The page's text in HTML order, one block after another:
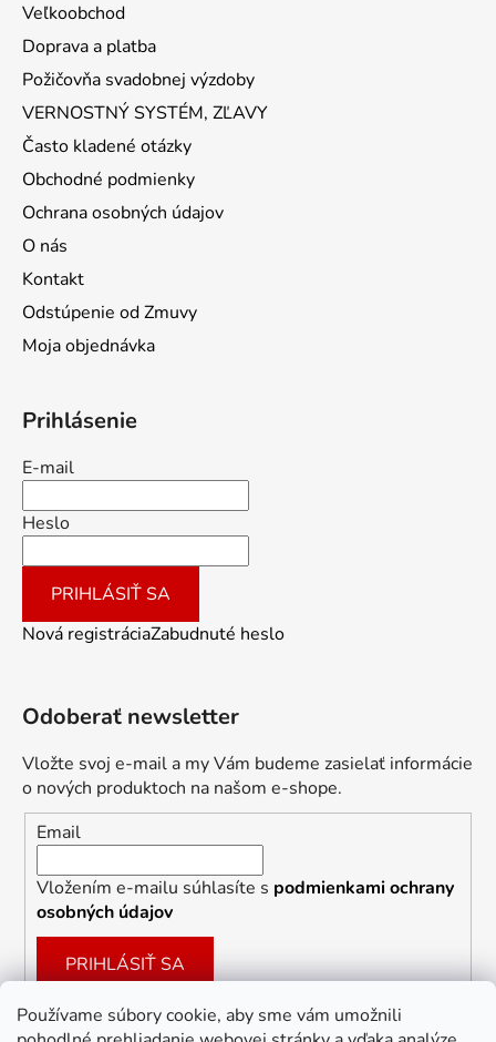
Používame súbory cookie, aby sme vám umožnili
Veľkoobchod
Doprava a platba
Požičovňa svadobnej výzdoby
VERNOSTNÝ SYSTÉM, ZĽAVY
Často kladené otázky
Obchodné podmienky
Ochrana osobných údajov
O nás
Kontakt
Odstúpenie od Zmuvy
Moja objednávka
Prihlásenie
E-mail
Heslo
PRIHLÁSIŤ SA
Nová registráciaZabudnuté heslo
Odoberať newsletter
Vložte svoj e-mail a my Vám budeme zasielať informácie
o nových produktoch na našom e-shope.
Email
Vložením e-mailu súhlasíte s podmienkami ochrany
osobných údajov
PRIHLÁSIŤ SA